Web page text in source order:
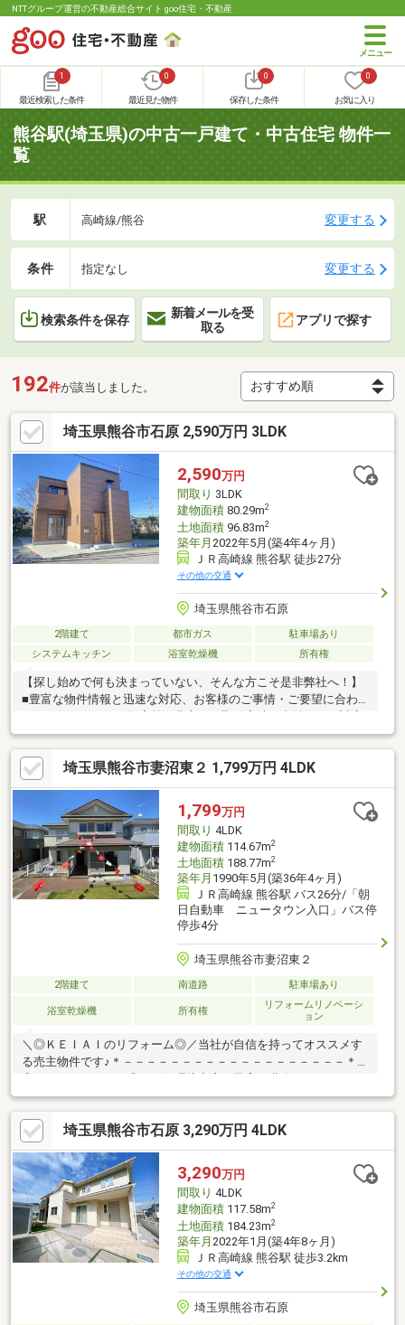
NTTグループ運営の不動産総合サイト goo住宅・不動産
1
最近検索した条件
0
最近見た物件
0
保存した条件
0
お気に入り
熊谷駅(埼玉県)の中古一戸建て・中古住宅 物件一
覧
駅 高崎線/熊谷 変更する
条件 指定なし 変更する
検索条件を保存
新着メールを受
取る
アプリで探す
192件が該当しました。
埼玉県熊谷市石原 2,590万円 3LDK
2,590万円
間取り 3LDK
建物面積80.29m2
土地面積96.83m2
築年月 2022年5月(築4年4ヶ月)
ＪＲ高崎線 熊谷駅 徒歩27分
その他の交通
埼玉県熊谷市石原
2階建て 都市ガス
駐車場あり
システムキッチン
浴室乾燥機 所有権
【探し始めで何も決まっていない、そんな方こそ是非弊社へ！】
■豊富な物件情報と迅速な対応、お客様のご事情・ご要望に合わ
と総合力でお手伝いさせて頂きます。ネットに掲載出来ない情報
も多数あります！■ＷＥＢ内覧、動画・オンライン案内にも対応
しています！ ■店舗には駐車場完備、キッズスペースもございま
すので、小さなお子様連れでも安心してお越し下さい！■自社工
事部による追加工事、リフォーム工事可能！安心安全の無料住宅
診断も可能です！■ご所有不動産の査定やご売却もお気軽にご相
談下さい！大切な資産、よりご納得頂ける提案を致します！
埼玉県熊谷市妻沼東２ 1,799万円 4LDK
1,799万円
間取り 4LDK
建物面積114.67m2
土地面積188.77m2
築年月 1990年5月(築36年4ヶ月)
ＪＲ高崎線 熊谷駅 バス26分/「朝
日自動車 ニュータウン入口」バス停
停歩4分
埼玉県熊谷市妻沼東２
2階建て 南道路 駐車場あり
浴室乾燥機 所有権
リフォームリノベーシ
ョン
＼◎ＫＥＩＡＩのリフォーム◎／当社が自信を持ってオススメす
る売主物件です♪＊－－－－－－－－－－－－－－－－－－－＊＼
め・収納完備で片付けはかどる♪・日当たり良好！明るいお部屋・
閑静な住宅街で安心♪・家賃より安く憧れの庭付き戸建♪＼◎周辺
環境◎／・妻沼小学校（約1200ｍ）・妻沼東中学校（約1100
ｍ）・フードマーケットカスミ妻沼店（約130ｍ）＊－－－－－
－－－－－－－－－－－－－－＊＼◎本日ご見学可能◎／「今か
ら見たい！」「お一人でも安心」お気軽にお問い合わせ♪住宅ロー
ンのご相談も随時お任せください！
埼玉県熊谷市石原 3,290万円 4LDK
3,290万円
間取り 4LDK
建物面積117.58m2
土地面積184.23m2
築年月 2022年1月(築4年8ヶ月)
ＪＲ高崎線 熊谷駅 徒歩3.2km
その他の交通
埼玉県熊谷市石原